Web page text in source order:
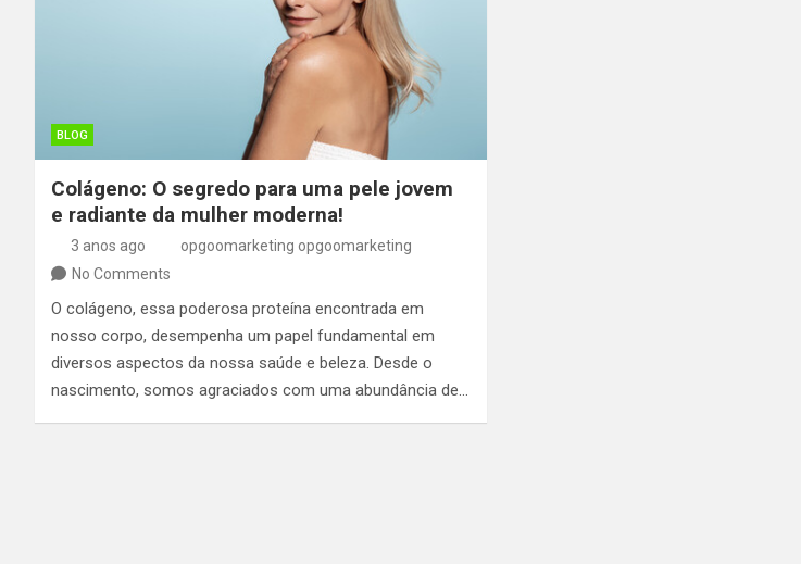
BLOG
Colágeno: O segredo para uma pele jovem
e radiante da mulher moderna!
3 anos ago
opgoomarketing opgoomarketing
No Comments
O colágeno, essa poderosa proteína encontrada em
nosso corpo, desempenha um papel fundamental em
diversos aspectos da nossa saúde e beleza. Desde o
nascimento, somos agraciados com uma abundância de…